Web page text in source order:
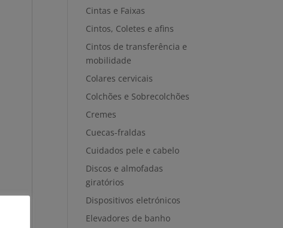
Cintas e Faixas
Cintos, Coletes e afins
Cintos de transferência e
mobilidade
Colares cervicais
Colchões e Sobrecolchões
Cremes
Cuecas-fraldas
Cuidados pele e cabelo
Discos e almofadas
giratórios
Dispositivos eletrónicos
Elevadores de banho